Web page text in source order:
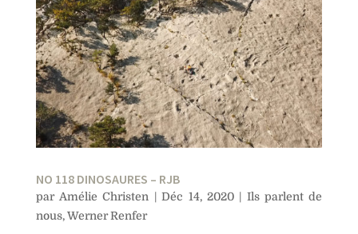
NO 118 DINOSAURES – RJB
par Amélie Christen |Déc 14, 2020| Ils parlent de
nous,Werner Renfer